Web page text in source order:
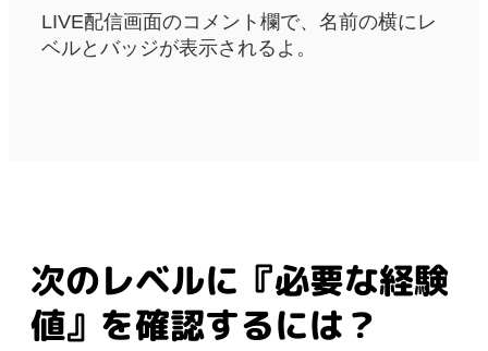
LIVE配信画面のコメント欄で、名前の横にレ
ベルとバッジが表示されるよ。
次のレベルに『必要な経験
値』を確認するには？